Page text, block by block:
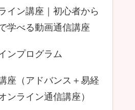
イン講座｜初心者から
学べる動画通信講座
ンプログラム
座（アドバンス＋易経
ンライン通信講座）